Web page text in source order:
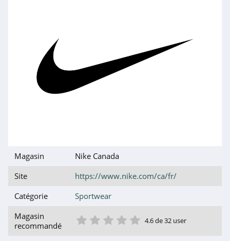
Magasin
Nike Canada
Site
https://www.nike.com/ca/fr/
Catégorie
Sportwear
Magasin
recommandé
5 étoile
4 étoile
3 étoile
2 étoile
1 étoile4.6 de 32 user